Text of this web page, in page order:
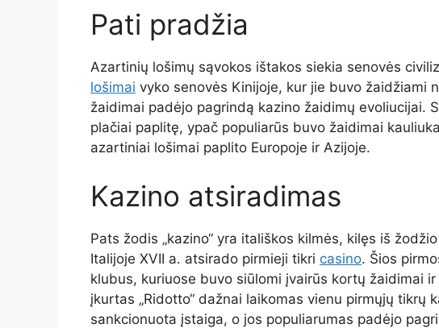
Pati pradžia
Azartinių lošimų sąvokos ištakos siekia senovės
lošimai vyko senovės Kinijoje, kur jie buvo žaidžiami
žaidimai padėjo pagrindą kazino žaidimų evoliucijai.
plačiai paplitę, ypač populiarūs buvo žaidimai
azartiniai lošimai paplito Europoje ir Azijoje.
Kazino atsiradimas
Pats žodis „kazino“ yra itališkos kilmės, kilęs iš
Italijoje XVII a. atsirado pirmieji tikri casino. Šios
klubus, kuriuose buvo siūlomi įvairūs kortų žaidimai
įkurtas „Ridotto“ dažnai laikomas vienu pirmųjų tikrų
sankcionuota įstaiga, o jos populiarumas padėjo